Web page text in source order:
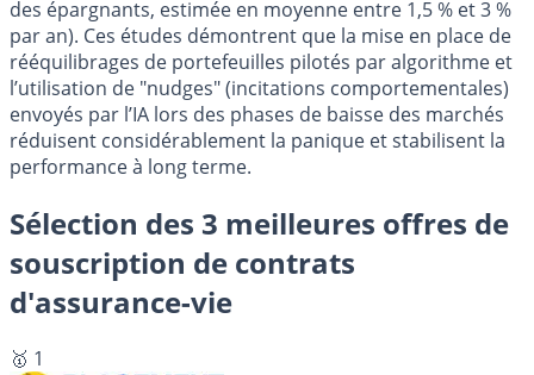
des épargnants, estimée en moyenne entre 1,5 % et 3 %
par an). Ces études démontrent que la mise en place de
rééquilibrages de portefeuilles pilotés par algorithme et
l’utilisation de "nudges" (incitations comportementales)
envoyés par l’IA lors des phases de baisse des marchés
réduisent considérablement la panique et stabilisent la
performance à long terme.
Sélection des 3 meilleures offres de
souscription de contrats
d'assurance-vie
🥇 1